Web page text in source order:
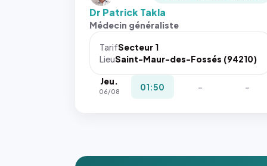
Dr Patrick Takla
Médecin généraliste
TarifSecteur 1
LieuSaint-Maur-des-Fossés (94210)
Jeu.
06/08 01:50 - -